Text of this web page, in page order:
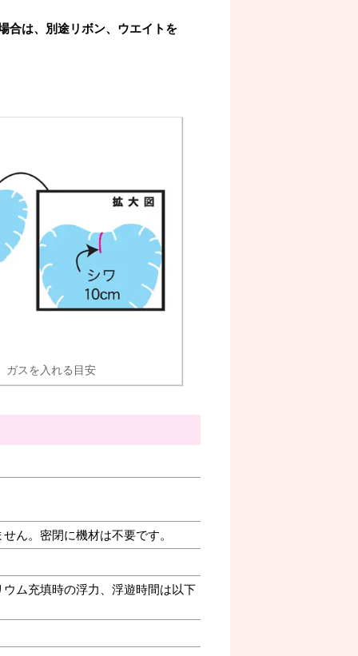
合は、別途リボン、ウエイトを
ガスを入れる目安
ん。密閉に機材は不要です。
ム充填時の浮力、浮遊時間は以下